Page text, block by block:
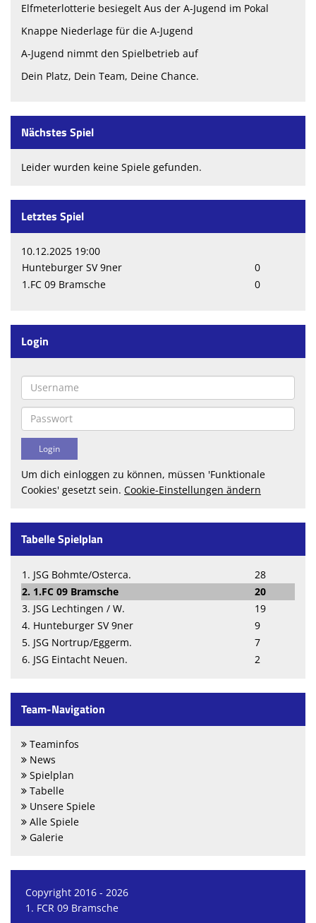
Elfmeterlotterie besiegelt Aus der A-Jugend im Pokal
Knappe Niederlage für die A-Jugend
A-Jugend nimmt den Spielbetrieb auf
Dein Platz, Dein Team, Deine Chance.
Nächstes Spiel
Leider wurden keine Spiele gefunden.
Letztes Spiel
10.12.2025 19:00
Hunteburger SV 9ner
0
1.FC 09 Bramsche
0
Login
Um dich einloggen zu können, müssen 'Funktionale
Cookies' gesetzt sein. Cookie-Einstellungen ändern
Tabelle Spielplan
1. JSG Bohmte/Osterca.
28
2. 1.FC 09 Bramsche
20
3. JSG Lechtingen / W.
19
4. Hunteburger SV 9ner
9
5. JSG Nortrup/Eggerm.
7
6. JSG Eintacht Neuen.
2
Team-Navigation
Teaminfos
News
Spielplan
Tabelle
Unsere Spiele
Alle Spiele
Galerie
Copyright 2016 - 2026
1. FCR 09 Bramsche